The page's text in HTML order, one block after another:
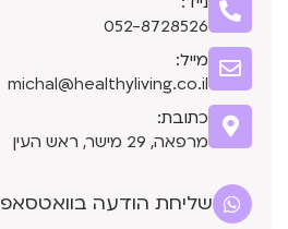
052-8728526
מייל:
michal@healthyliving.co.il
כתובת:
מרפאה, 29 מישר, ראש העין
שליחת הודעה בוואטסאפ